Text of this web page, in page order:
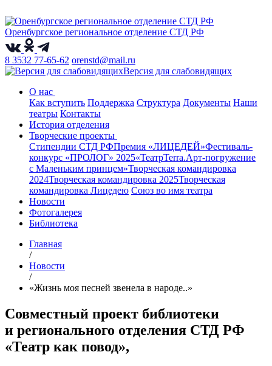
Оренбургское региональное отделение СТД РФ
8 3532 77-65-62 orenstd@mail.ru
Версия для слабовидящих
О нас
Как вступить Поддержка Структура Документы Наши
театры Контакты
История отделения
Творческие проекты
Стипендии СТД РФПремия «ЛИЦЕДЕЙ»Фестиваль-
конкурс «ПРОЛОГ» 2025«ТеатрТеrra.Арт-погружение
с Маленьким принцем»Творческая командировка
2024Творческая командировка 2025Творческая
командировка Лицедею Союз во имя театра
Новости
Фотогалерея
Библиотека
Главная
/
Новости
/
«Жизнь моя песней звенела в народе..»
Совместный проект библиотеки
и регионального отделения СТД РФ
«Театр как повод»,